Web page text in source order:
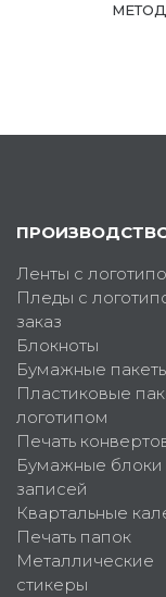
МЕТОД
Ленты с
Пледы с
заказ
Блокноты
Бумажные
Пластиковые
логотипом
Печать
Бумажные блоки
записей
Квартальные
Печать папок
Металлические
стикеры